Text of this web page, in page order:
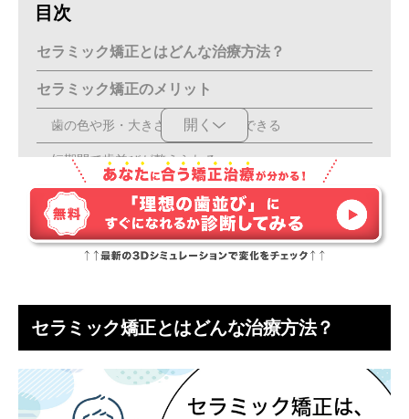
目次
セラミック矯正とはどんな治療方法？
セラミック矯正のメリット
歯の色や形・大きさが思い通りにできる
短期間で歯並びが整えられる
金属アレルギーの心配がない
治療中の痛みがほとんどない
治療中の見た目が気にならない
セラミック矯正のデメリット
歯を削らなければならない
神経の治療や抜歯が必要になる可能性もある
開く
セラミック矯正とはどんな治療方法？